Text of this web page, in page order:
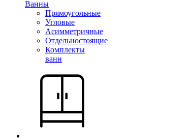
Ванны
Прямоугольные
Угловые
Асимметричные
Отдельностоящие
Комплекты
ванн